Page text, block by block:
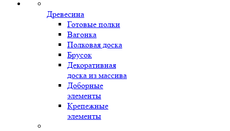
Древесина
Готовые полки
Вагонка
Полковая доска
Брусок
Декоративная
доска из массива
Доборные
элементы
Крепежные
элементы